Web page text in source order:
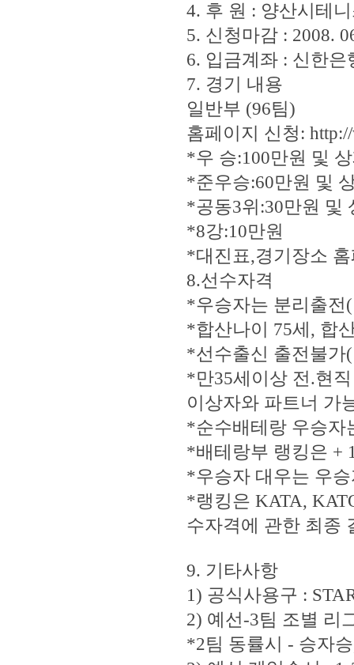
4. 후 원 : 양산시테
5. 신청마감 : 2008.
6. 입금계좌 : 신한은
7. 경기 내용
일반부 (96팀)
홈페이지 신청:
*우 승:100만원 및
*준우승:60만원 및
*공동3위:30만원 및
*8강:10만원
*대진표,경기장소
8.선수자격
*우승자는 분리출전
*합산나이 75세, 합
*선수출신 출전불가
*만35세이상 전.현
이상자와 파트너 가
*순수배테랑 우승자
*배테랑부 랭킹은 +
*우승자 대우는 우
*랭킹은 KATA,
수자격에 관한 최종
9. 기타사항
1) 공식사용구 :
2) 예선-3팀 조별 리
*2팀 동률시 - 승자